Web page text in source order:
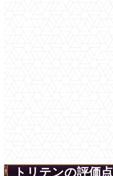
トリテンの評価点